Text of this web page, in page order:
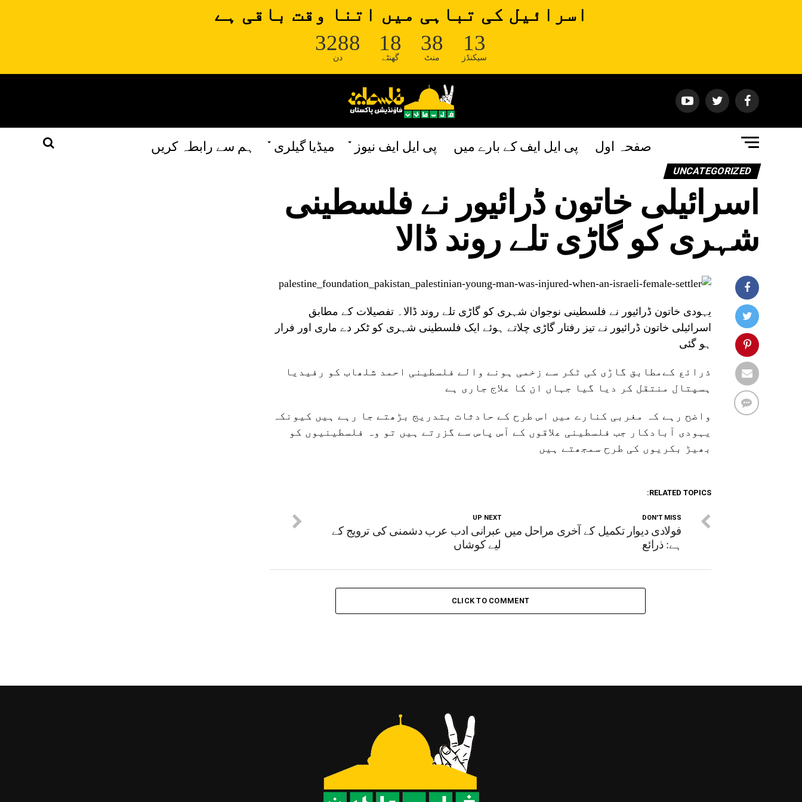
اسرائیل کی تباہی میں اتنا وقت باقی ہے
3288
دن
18
گھنٹے
38
منٹ
13
سیکنڈز
صفحہ اول پی ایل ایف کے بارے میں پی ایل ایف نیوز میڈیا گیلری ہم سے رابطہ کریں
UNCATEGORIZED
اسرائیلی خاتون ڈرائیور نے فلسطینی
شہری کو گاڑی تلے روند ڈالا
یہودی خاتون ڈرائیور نے فلسطینی نوجوان شہری کو گاڑی تلے روند ڈالا۔ تفصیلات کے مطابق
اسرائیلی خاتون ڈرائیور نے تیز رفتار گاڑی چلاتے ہوئے ایک فلسطینی شہری کو ٹکر دے ماری اور فرار
ہو گئی
ذرائع کےمطابق گاڑی کی ٹکر سے زخمی ہونے والے فلسطینی احمد شلھاب کو رفیدیا
ہسپتال منتقل کر دیا گیا جہاں ان کا علاج جاری ہے
واضح رہے کہ مغربی کنارے میں اس طرح کے حادثات بتدریج بڑھتے جا رہے ہیں کیونکہ
یہودی آبادکار جب فلسطینی علاقوں کے آس پاس سے گزرتے ہیں تو وہ فلسطینیوں کو
بھیڑ بکریوں کی طرح سمجھتے ہیں
RELATED TOPICS:
UP NEXT
عبرانی ادب عرب دشمنی کی ترویج کے
لیے کوشاں
DON'T MISS
فولادی دیوار تکمیل کے آخری مراحل میں
ہے: ذرائع
CLICK TO COMMENT